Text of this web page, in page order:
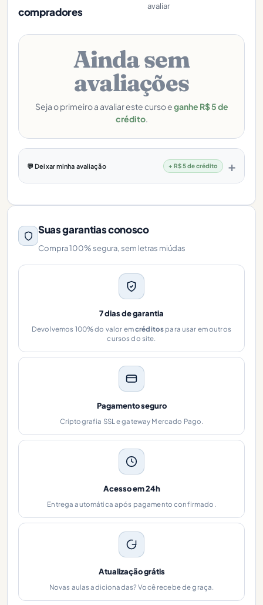
compradores
avaliar
Ainda sem
avaliações
Seja o primeiro a avaliar este curso eganhe R$ 5 de
crédito.
💬 Deixar minha avaliação + R$ 5 de crédito
Suas garantias conosco
Compra 100% segura, sem letras miúdas
7 dias de garantia
Devolvemos 100% do valor emcréditos para usar em outros
cursos do site.
Pagamento seguro
Criptografia SSL e gateway Mercado Pago.
Acesso em 24h
Entrega automática após pagamento confirmado.
Atualização grátis
Novas aulas adicionadas? Você recebe de graça.